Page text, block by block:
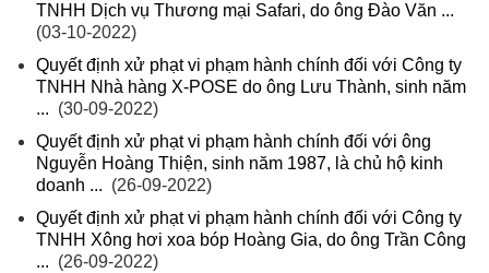
TNHH Dịch vụ Thương mại Safari, do ông Đào Văn ...
(03-10-2022)
Quyết định xử phạt vi phạm hành chính đối với Công ty
TNHH Nhà hàng X-POSE do ông Lưu Thành, sinh năm
... (30-09-2022)
Quyết định xử phạt vi phạm hành chính đối với ông
Nguyễn Hoàng Thiện, sinh năm 1987, là chủ hộ kinh
doanh ... (26-09-2022)
Quyết định xử phạt vi phạm hành chính đối với Công ty
TNHH Xông hơi xoa bóp Hoàng Gia, do ông Trần Công
... (26-09-2022)